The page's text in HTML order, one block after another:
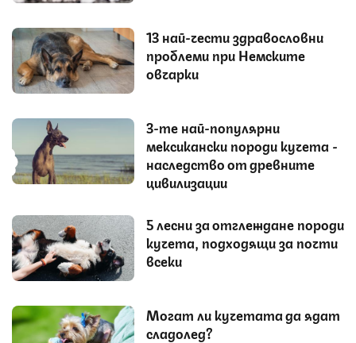
13 най-чести здравословни
проблеми при Немските
овчарки
3-те най-популярни
мексикански породи кучета -
наследство от древните
цивилизации
5 лесни за отглеждане породи
кучета, подходящи за почти
всеки
Могат ли кучетата да ядат
сладолед?